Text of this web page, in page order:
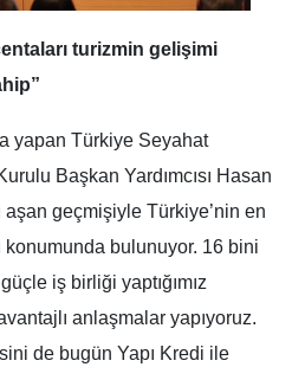
turizmin gelişimi
yapan Türkiye Seyahat
Başkan Yardımcısı Hasan
aşan geçmişiyle Türkiye’nin en
bulunuyor. 16 bini
iş birliği yaptığımız
anlaşmalar yapıyoruz.
de bugün Yapı Kredi ile